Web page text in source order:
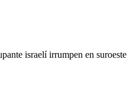
israelí irrumpen en suroeste